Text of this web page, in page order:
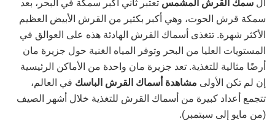
ال سمك القرش المشمس تعتبر ثاني أكبر سمكة في البحر، بعد
سمكة قرش الحوت، وهي أكبر بكثير من القرش الأبيض العظيم
الأكثر شهرة. تتغذى أسماك القرش الهادئة هذه على العوالق في
المستويات العليا من البحر وتوفر المياه الغنية حول جزيرة مان
أرضًا مثالية للتغذية. تعد جزيرة مان واحدة من الأماكن الرئيسية
إن لم تكن الأولى مشاهدة أسماك القرش الباسك في العالم،
تتجمع أعداد كبيرة من أسماك القرش للتغذية خلال أشهر الصيف
(من مايو إلى سبتمبر).